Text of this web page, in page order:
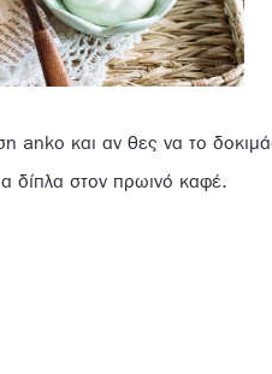
anko και αν θες να το
δίπλα στον πρωινό καφέ.